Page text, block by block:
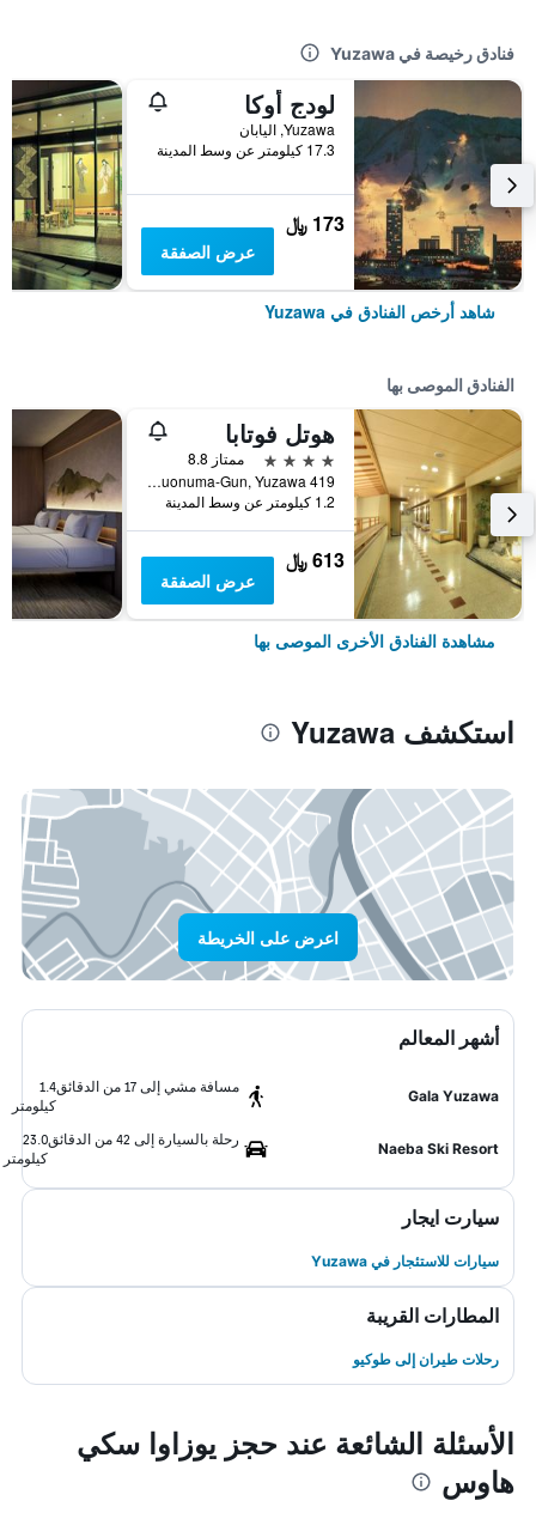
فنادق رخيصة في Yuzawa
لودج أوكا
Yuzawa, اليابان
17.3 كيلومتر عن وسط المدينة
173 ﷼
عرض الصفقة
شاهد أرخص الفنادق في Yuzawa
الفنادق الموصى بها
هوتل فوتابا
4 نجوم
ممتاز 8.8
419 Yuzawa, Minamiuonuma-Gun, Yuzawa, اليابان
1.2 كيلومتر عن وسط المدينة
613 ﷼
عرض الصفقة
مشاهدة الفنادق الأخرى الموصى بها
استكشف Yuzawa
اعرض على الخريطة
أشهر المعالم
Gala Yuzawa
مسافة مشي إلى 17 من الدقائق
1.4
كيلومتر
Naeba Ski Resort
رحلة بالسيارة إلى 42 من الدقائق
23.0
كيلومتر
سيارت ايجار
سيارات للاستئجار في Yuzawa
المطارات القريبة
رحلات طيران إلى طوكيو
الأسئلة الشائعة عند حجز يوزاوا سكي
هاوس